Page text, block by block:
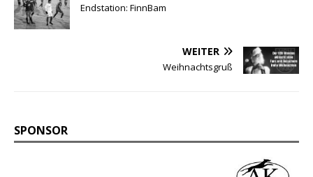
Endstation: FinnBam
WEITER
Weihnachtsgruß
SPONSOR